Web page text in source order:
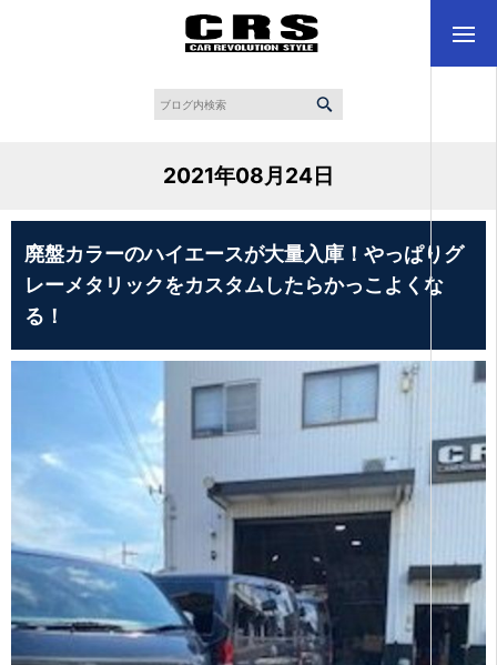
2021年08月24日
廃盤カラーのハイエースが大量入庫！やっぱりグ
レーメタリックをカスタムしたらかっこよくな
る！